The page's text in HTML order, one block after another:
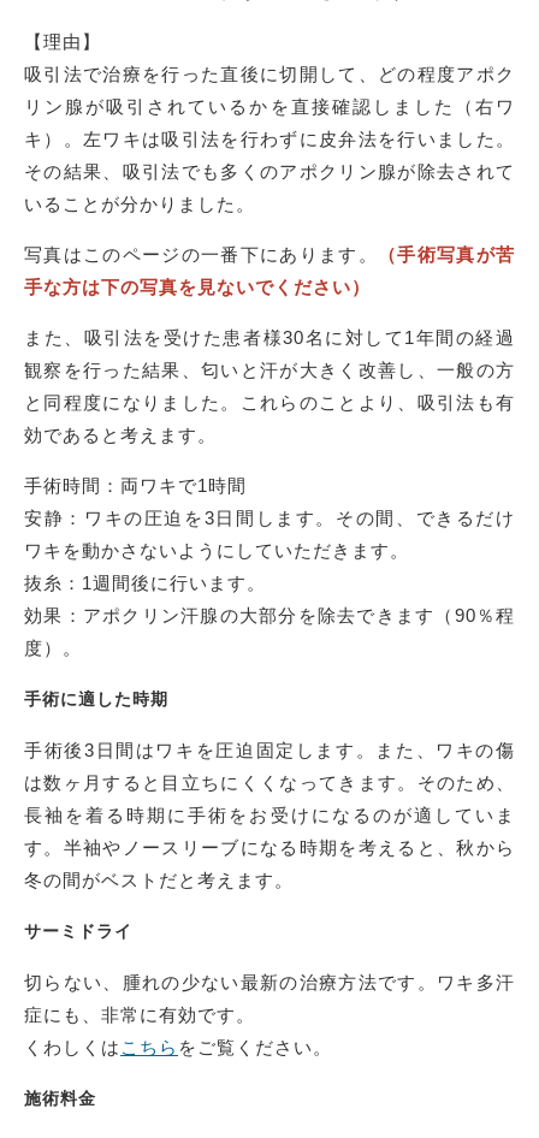
【理由】
吸引法で治療を行った直後に切開して、どの程度アポク
リン腺が吸引されているかを直接確認しました（右ワ
キ）。左ワキは吸引法を行わずに皮弁法を行いました。
その結果、吸引法でも多くのアポクリン腺が除去されて
いることが分かりました。
写真はこのページの一番下にあります。
（手術写真が苦
手な方は下の写真を見ないでください）
また、吸引法を受けた患者様30名に対して1年間の経過
観察を行った結果、匂いと汗が大きく改善し、一般の方
と同程度になりました。これらのことより、吸引法も有
効であると考えます。
手術時間：両ワキで1時間
安静：ワキの圧迫を3日間します。その間、できるだけ
ワキを動かさないようにしていただきます。
抜糸：1週間後に行います。
効果：アポクリン汗腺の大部分を除去できます（90％程
度）。
手術に適した時期
手術後3日間はワキを圧迫固定します。また、ワキの傷
は数ヶ月すると目立ちにくくなってきます。そのため、
長袖を着る時期に手術をお受けになるのが適していま
す。半袖やノースリーブになる時期を考えると、秋から
冬の間がベストだと考えます。
サーミドライ
切らない、腫れの少ない最新の治療方法です。ワキ多汗
症にも、非常に有効です。
くわしくは こちら をご覧ください。
施術料金